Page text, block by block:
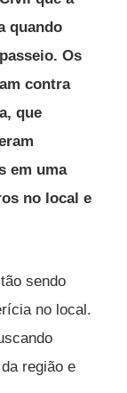
quando
Os
contra
que
em uma
no local e
sendo
no local.
região e